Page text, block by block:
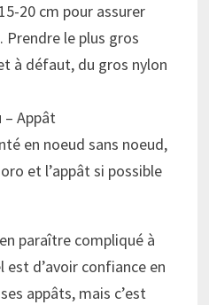
20 cm pour assurer
le plus gros
à défaut, du gros nylon
– Appât
en noeud sans noeud,
et l’appât si possible
paraître compliqué à
est d’avoir confiance en
appâts, mais c’est